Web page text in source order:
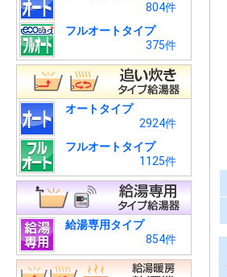
804件
フルオートタイプ
375件
オートタイプ
2924件
フルオートタイプ
1125件
給湯専用タイプ
854件